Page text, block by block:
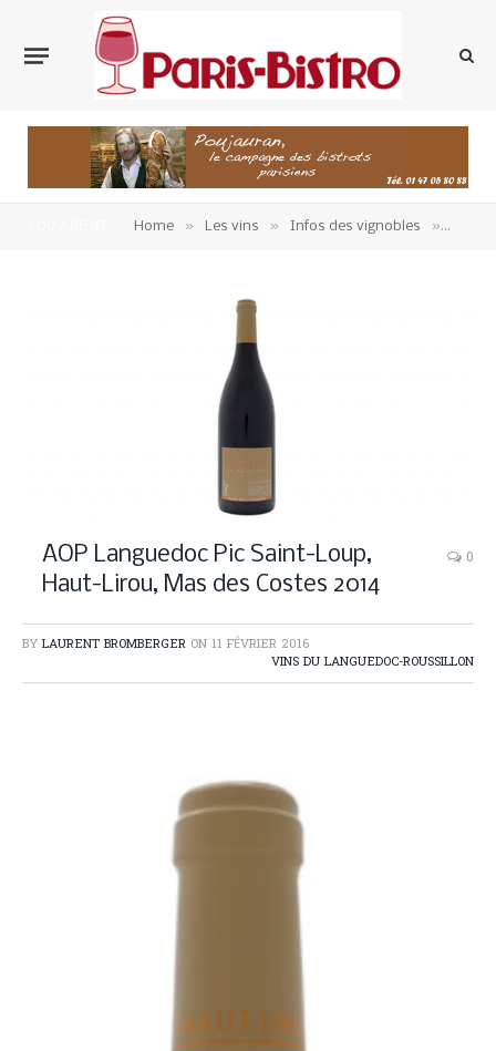
Home » Les vins » Infos des vignobles »
AOP Languedoc Pic Saint-Loup,
Haut-Lirou, Mas des Costes 2014
0
BY LAURENT BROMBERGER ON 11 FÉVRIER 2016
VINS DU LANGUEDOC-ROUSSILLON